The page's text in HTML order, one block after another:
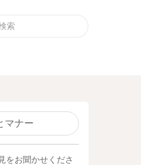
マナー
をお聞かせくださ